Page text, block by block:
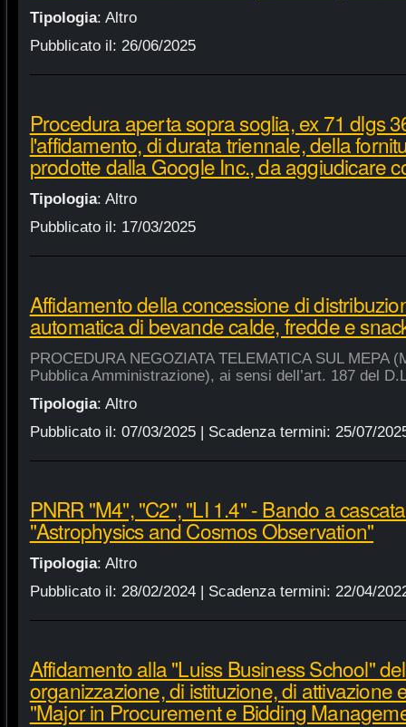
Tipologia: Altro
Pubblicato il: 26/06/2025
Procedura aperta sopra soglia, ex 71 dlgs
l'affidamento, di durata triennale, della
prodotte dalla Google Inc., da aggiudicare
Tipologia: Altro
Pubblicato il: 17/03/2025
Affidamento della concessione di
automatica di bevande calde, fredde e
PROCEDURA NEGOZIATA TELEMATICA SUL MEPA
Pubblica Amministrazione), ai sensi dell’art. 187 del
Tipologia: Altro
Pubblicato il: 07/03/2025| Scadenza termini: 25/07/
PNRR "M4", "C2", "LI 1.4" - Bando a
"Astrophysics and Cosmos Observation"
Tipologia: Altro
Pubblicato il: 28/02/2024| Scadenza termini: 22/04/
Affidamento alla "Luiss Business School"
organizzazione, di istituzione, di attivazione
"Major in Procurement e Bidding